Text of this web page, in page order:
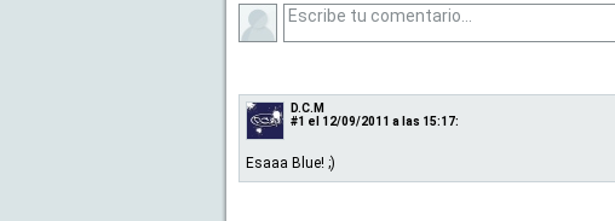
D.C.M
#1 el 12/09/2011 a las 15:17:
Esaaa Blue! ;)